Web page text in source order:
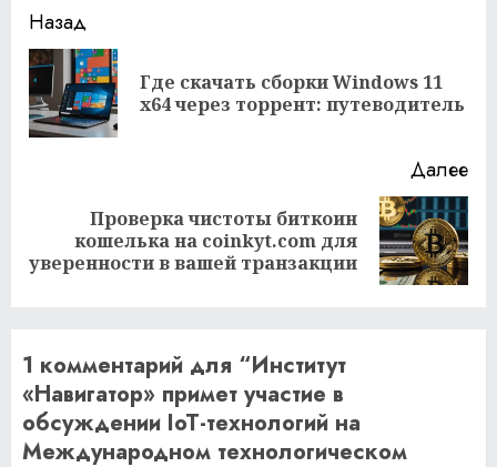
Продолжить
чтение
Назад
Где скачать сборки Windows 11
x64 через торрент: путеводитель
Далее
Следующая
запись:
Проверка чистоты биткоин
кошелька на coinkyt.com для
уверенности в вашей транзакции
1 комментарий для “Институт
«Навигатор» примет участие в
обсуждении IoT-технологий на
Международном технологическом